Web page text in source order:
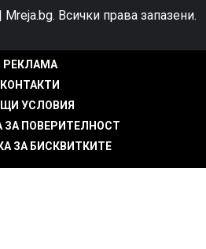
Всички права запазени.
РЕКЛАМА
КОНТАКТИ
УСЛОВИЯ
ЗА ПОВЕРИТЕЛНОСТ
ЗА БИСКВИТКИТЕ